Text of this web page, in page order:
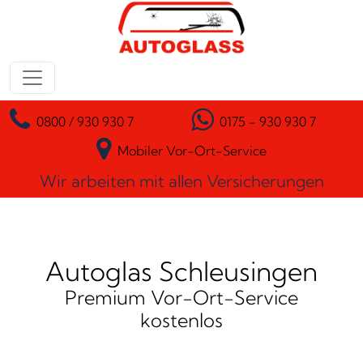
Zum Inhalt springen
Hauptnavigation
0800 / 930 930 7
0175 - 930 930 7
Mobiler Vor-Ort-Service
Wir arbeiten mit allen Versicherungen
Autoglas Schleusingen
Premium Vor-Ort-Service
kostenlos